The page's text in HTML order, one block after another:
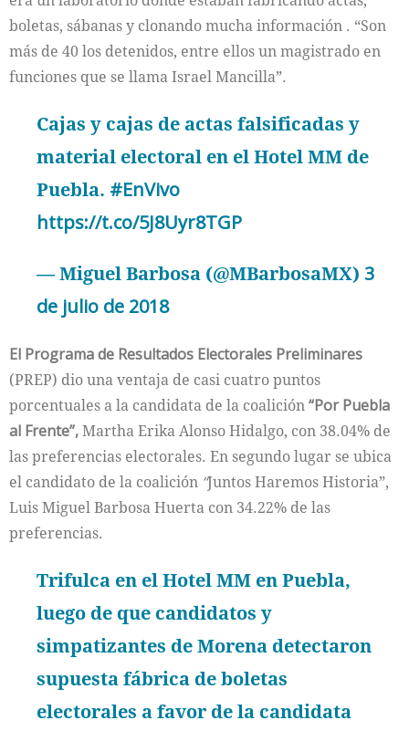
boletas, sábanas y clonando mucha información . “Son
más de 40 los detenidos, entre ellos un magistrado en
funciones que se llama Israel Mancilla”.
Cajas y cajas de actas falsificadas y
material electoral en el Hotel MM de
Puebla. #EnVivo
https://t.co/5J8Uyr8TGP
— Miguel Barbosa (@MBarbosaMX) 3
de julio de 2018
El Programa de Resultados Electorales Preliminares
(PREP) dio una ventaja de casi cuatro puntos
porcentuales a la candidata de la coalición“Por Puebla
al Frente”,Martha Erika Alonso Hidalgo, con 38.04% de
las preferencias electorales. En segundo lugar se ubica
el candidato de la coalición “Juntos Haremos Historia”,
Luis Miguel Barbosa Huerta con 34.22% de las
preferencias.
Trifulca en el Hotel MM en Puebla,
luego de que candidatos y
simpatizantes de Morena detectaron
supuesta fábrica de boletas
electorales a favor de la candidata